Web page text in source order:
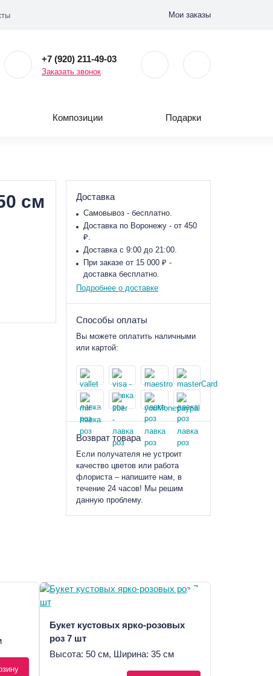
Мои заказы
+7 (920) 211-49-03
Заказать звонок
Композиции Подарки
см Доставка
Самовывоз - бесплатно.
Доставка по Воронежу - от 450
₽.
Доставка с 9:00 до 21:00.
При заказе от 15 000 ₽ -
доставка бесплатно.
Подробнее о доставке
Способы оплаты
Вы можете оплатить наличными
или картой:
Возврат товара
Если получателя не устроит
качество цветов или работа
флориста – напишите нам, в
течение 24 часов! Мы решим
данную проблему.
Букет кустовых ярко-розовых
роз 7 шт
Высота: 50 см, Ширина: 35 см